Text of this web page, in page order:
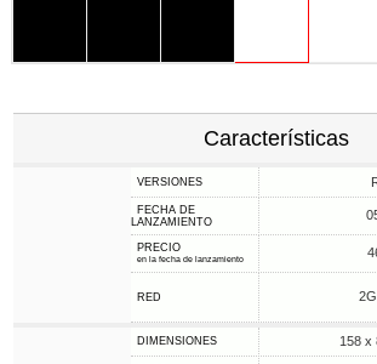
Características
VERSIONES
FECHA DE
LANZAMIENTO
PRECIO
en la fecha de lanzamiento
RED
DIMENSIONES 158 x